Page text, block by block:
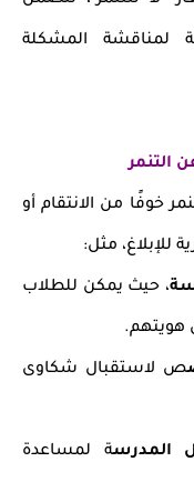
لمناقشة المشكلة
خوفًا من الانتقام أو
للإبلاغ، مثل:
، حيث يمكن للطلاب
هويتهم.
ص لاستقبال شكاوى
المدرسة لمساعدة